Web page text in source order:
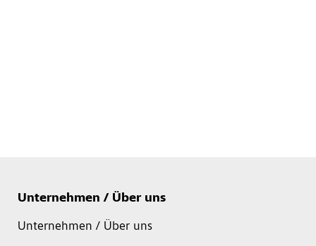
Unternehmen / Über uns
Unternehmen / Über uns